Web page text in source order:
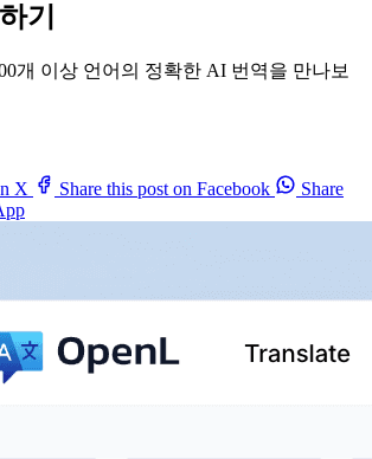
기
개 이상 언어의 정확한 AI 번역을 만나보
X
Share this post on Facebook
Share